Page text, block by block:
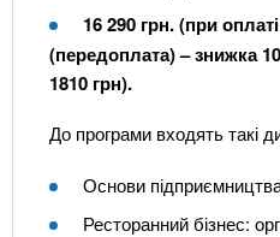
16 290 грн.(при
(передоплата) – знижка
1810 грн).
До програми входять такі
Основи
Ресторанний бізнес: